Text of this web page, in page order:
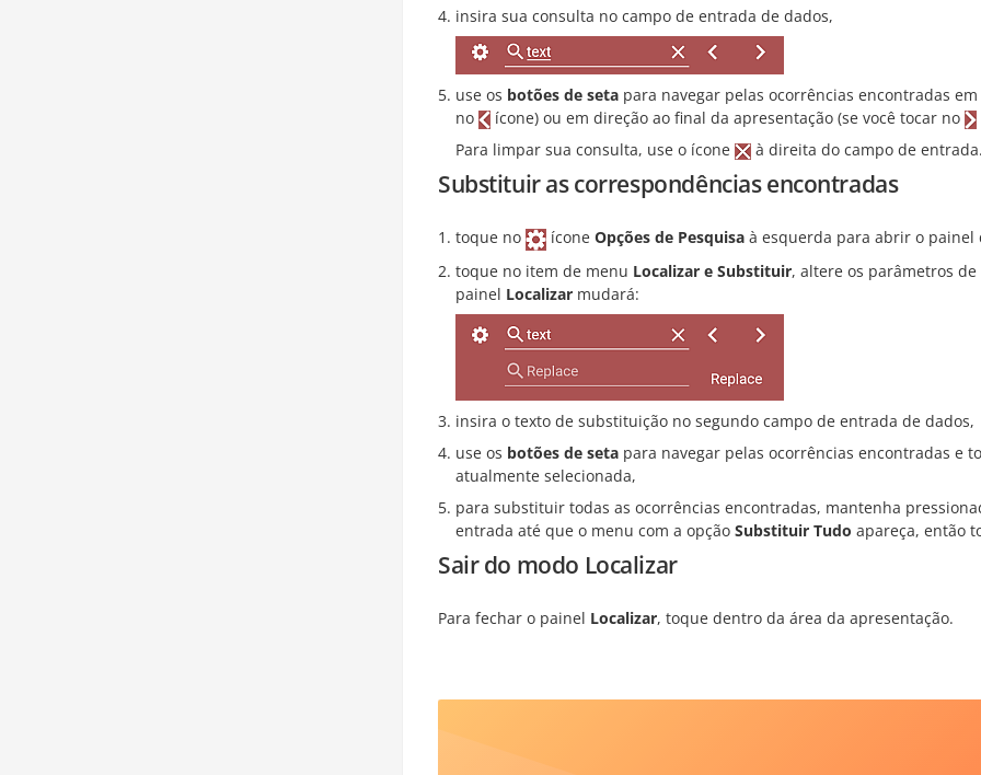
insira sua consulta no campo de entrada de dados,
use os botões de seta para navegar pelas ocorrências encontradas
no
ícone) ou em direção ao final da apresentação (se você tocar no
Para limpar sua consulta, use o ícone
à direita do campo de
Substituir as correspondências encontradas
toque no ícone Opções de Pesquisa à esquerda para abrir o painel
toque no item de menu Localizar e Substituir, altere os parâmetros
painel Localizar mudará:
insira o texto de substituição no segundo campo de entrada de dados,
use os botões de seta para navegar pelas ocorrências encontradas e
atualmente selecionada,
para substituir todas as ocorrências encontradas, mantenha
entrada até que o menu com a opção Substituir Tudo apareça, então
Sair do modo Localizar
Para fechar o painel Localizar, toque dentro da área da apresentação.